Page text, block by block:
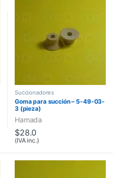
Succionadores
Goma para succión – 5-49-03-
3 (pieza)
Hamada
$28.0
(IVA inc.)